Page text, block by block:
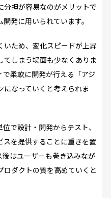
担が容易なのがメリットで
発に用いられています。
いため、変化スピードが上昇
てしまう場面も少なくありま
柔軟に開発が行える「アジ
になっていくと考えられま
で設計・開発からテスト、
スを提供することに重きを置
後はユーザーも巻き込みなが
ロダクトの質を高めていくと